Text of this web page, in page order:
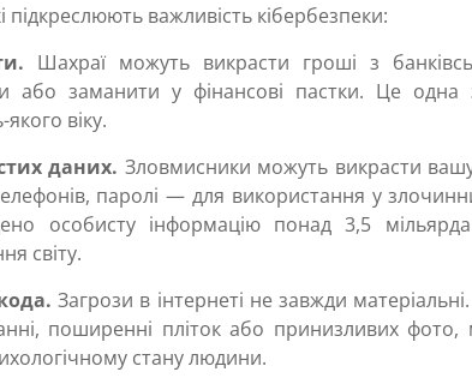
підкреслюють важливість кібербезпеки:
Шахраї можуть викрасти гроші з
або заманити у фінансові пастки. Це
віку.
даних. Зловмисники можуть викрасти
паролі — для використання у
особисту інформацію понад 3,5
світу.
Загрози в інтернеті не завжди
поширенні пліток або принизливих
стану людини.